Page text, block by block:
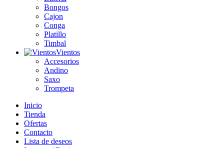
Bongos
Cajon
Conga
Platillo
Timbal
Vientos
Accesorios
Andino
Saxo
Trompeta
Inicio
Tienda
Ofertas
Contacto
Lista de deseos